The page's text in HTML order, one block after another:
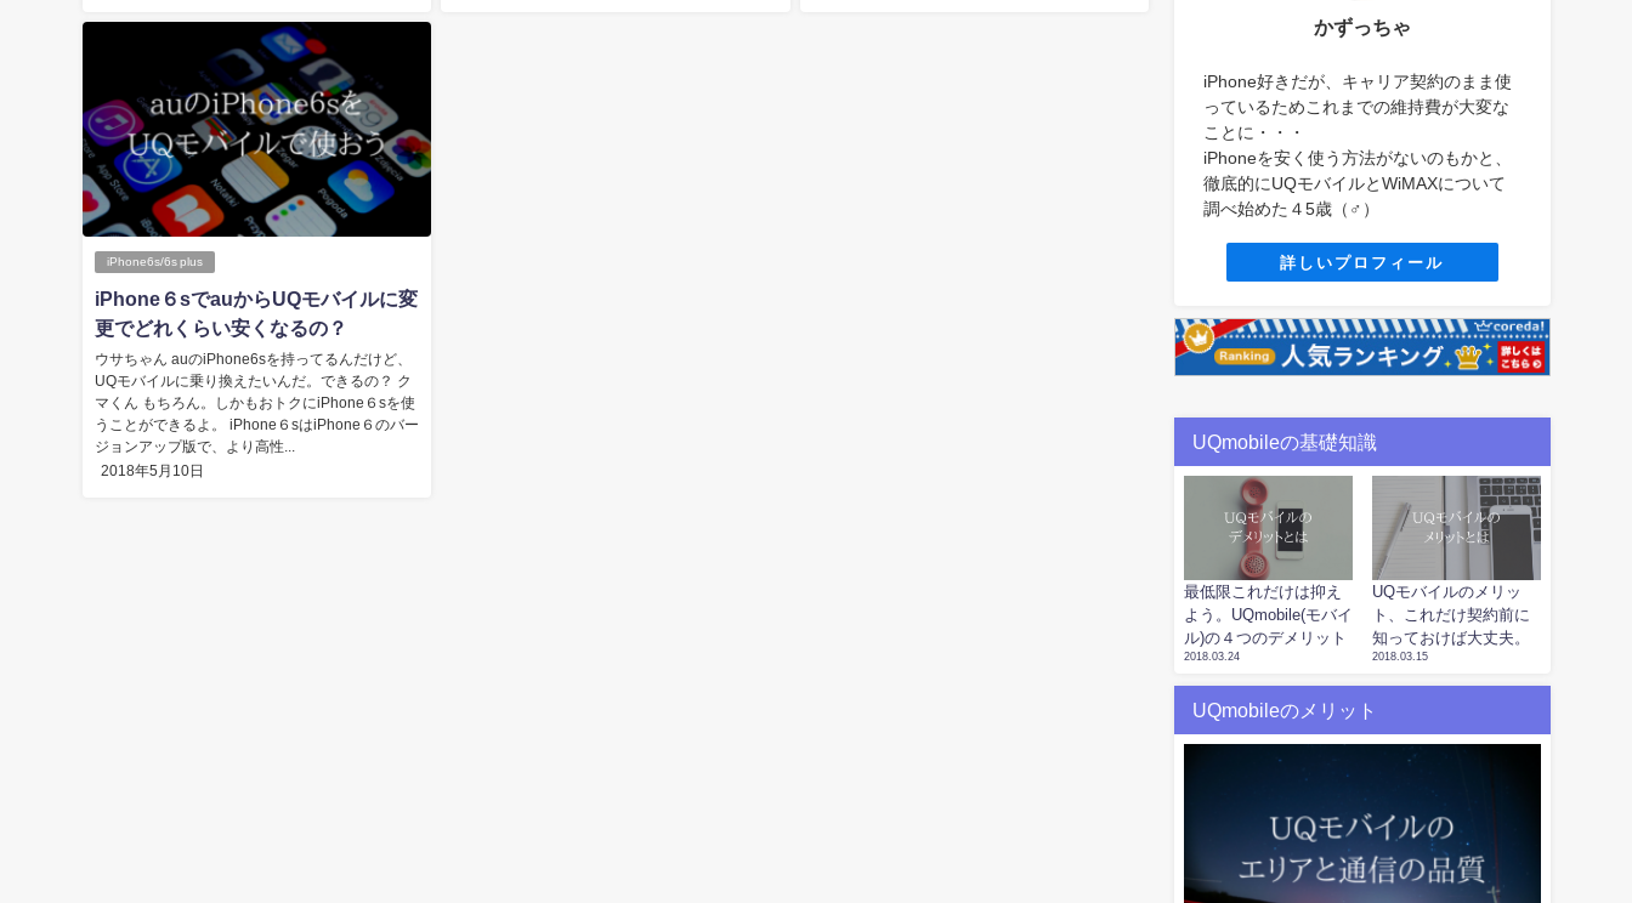
iPhone6s/6s plus
iPhone６sでauからUQモバイルに変
更でどれくらい安くなるの？
ウサちゃん auのiPhone6sを持ってるんだけど、
UQモバイルに乗り換えたいんだ。できるの？ ク
マくん もちろん。しかもおトクにiPhone６sを使
うことができるよ。 iPhone６sはiPhone６のバー
ジョンアップ版で、より高性...
2018年5月10日
かずっちゃ
iPhone好きだが、キャリア契約のまま使
っているためこれまでの維持費が大変な
ことに・・・
iPhoneを安く使う方法がないのもかと、
徹底的にUQモバイルとWiMAXについて
調べ始めた４5歳（♂）
詳しいプロフィール
UQmobileの基礎知識
最低限これだけは抑え
よう。UQmobile(モバイ
ル)の４つのデメリット
2018.03.24
UQモバイルのメリッ
ト、これだけ契約前に
知っておけば大丈夫。
2018.03.15
UQmobileのメリット